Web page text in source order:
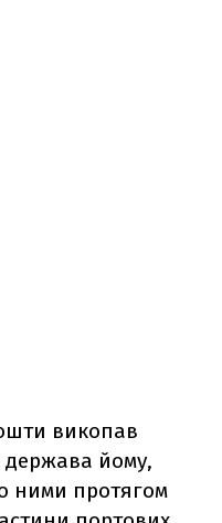
викопав
держава йому,
ними протягом